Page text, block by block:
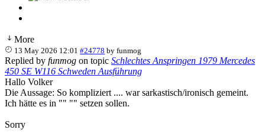
More
13 May 2026 12:01 #24778 byfunmog
Replied by funmog on topic Schlechtes Anspringen 1979 Mercedes
450 SE W116 Schweden Ausführung
Hallo Volker
Die Aussage: So kompliziert .... war sarkastisch/ironisch gemeint.
Ich hätte es in "" "" setzen sollen.
Sorry